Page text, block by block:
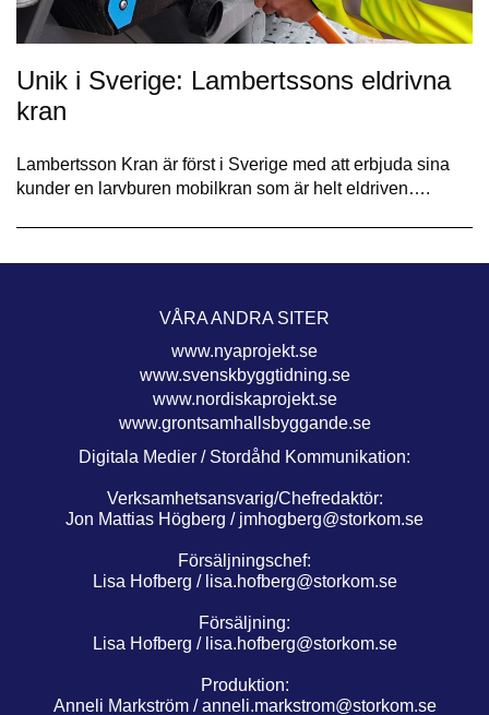
Unik i Sverige: Lambertssons eldrivna
kran
Lambertsson Kran är först i Sverige med att erbjuda sina
kunder en larvburen mobilkran som är helt eldriven….
VÅRA ANDRA SITER
www.nyaprojekt.se
www.svenskbyggtidning.se
www.nordiskaprojekt.se
www.grontsamhallsbyggande.se
Digitala Medier / Stordåhd Kommunikation:
Verksamhetsansvarig/Chefredaktör:
Jon Mattias Högberg / jmhogberg@storkom.se
Försäljningschef:
Lisa Hofberg / lisa.hofberg@storkom.se
Försäljning:
Lisa Hofberg / lisa.hofberg@storkom.se
Produktion:
Anneli Markström /anneli.markstrom@storkom.se